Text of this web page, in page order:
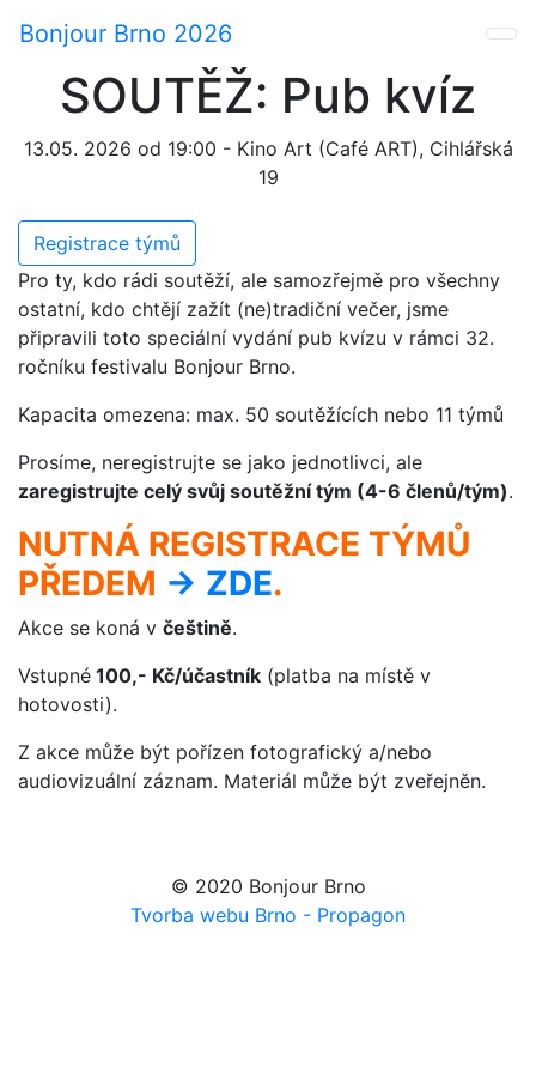
Bonjour Brno 2026
SOUTĚŽ: Pub kvíz
13.05. 2026 od 19:00 - Kino Art (Café ART), Cihlářská
19
Registrace týmů
Pro ty, kdo rádi soutěží, ale samozřejmě pro všechny
ostatní, kdo chtějí zažít (ne)tradiční večer, jsme
připravili toto speciální vydání pub kvízu v rámci 32.
ročníku festivalu Bonjour Brno.
Kapacita omezena: max. 50 soutěžících nebo 11 týmů
Prosíme, neregistrujte se jako jednotlivci, ale
zaregistrujte celý svůj soutěžní tým (4-6 členů/tým).
NUTNÁ REGISTRACE TÝMŮ
PŘEDEM -> ZDE.
Akce se koná v češtině.
Vstupné 100,- Kč/účastník (platba na místě v
hotovosti).
Z akce může být pořízen fotografický a/nebo
audiovizuální záznam. Materiál může být zveřejněn.
© 2020 Bonjour Brno
Tvorba webu Brno - Propagon